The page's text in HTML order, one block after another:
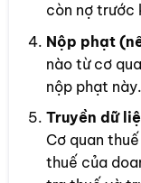
còn nợ trước
Nộp phạt
nào từ cơ
nộp phạt này.
Truyền dữ
Cơ quan
thuế của